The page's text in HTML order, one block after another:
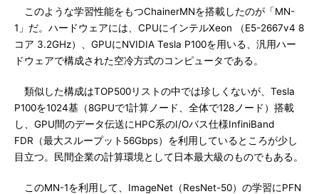
このような学習性能をもつChainerMNを搭載したのが「MN-
1」だ。ハードウェアには、CPUにインテルXeon （E5-2667v4 8
コア 3.2GHz）、GPUにNVIDIA Tesla P100を用いる、汎用ハー
ドウェアで構成された空冷方式のコンピュータである。
類似した構成はTOP500リストの中では珍しくないが、Tesla
P100を1024基（8GPUで1計算ノード、全体で128ノード）搭載
し、GPU間のデータ伝送にHPC系のI/Oバス仕様InfiniBand
FDR（最大スループット56Gbps）を利用しているところが少し
目立つ。民間企業の計算環境として日本最大級のものでもある。
このMN-1を利用して、ImageNet（ResNet-50）の学習にPFN